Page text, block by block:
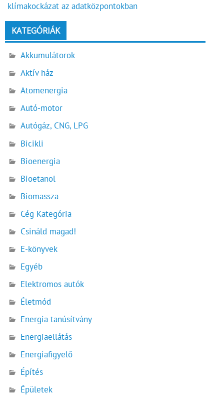
klímakockázat az adatközpontokban
KATEGÓRIÁK
Akkumulátorok
Aktív ház
Atomenergia
Autó-motor
Autógáz, CNG, LPG
Bicikli
Bioenergia
Bioetanol
Biomassza
Cég Kategória
Csináld magad!
E-könyvek
Egyéb
Elektromos autók
Életmód
Energia tanúsítvány
Energiaellátás
Energiafigyelő
Építés
Épületek